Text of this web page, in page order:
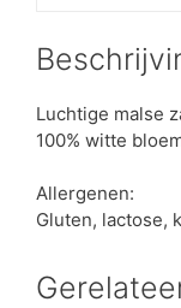
Luchtige malse
100% witte
Allergenen:
Gluten, lactose,